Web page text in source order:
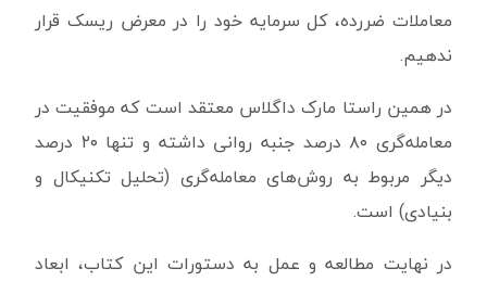
معاملات ضررده، کل سرمایه خود را در معرض ریسک قرار
ندهیم.
در همین راستا مارک داگلاس معتقد است که موفقیت در
معامله‌گری ۸۰ درصد جنبه روانی داشته و تنها ۲۰ درصد
دیگر مربوط به روش‌های معامله‌گری (تحلیل تکنیکال و
بنیادی) است.
در نهایت مطالعه و عمل به دستورات این کتاب، ابعاد